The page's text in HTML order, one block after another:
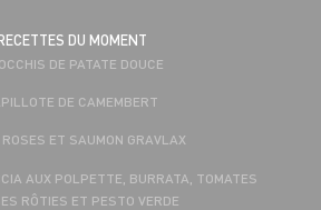
DU MOMENT
DE PATATE DOUCE
DE CAMEMBERT
ET SAUMON GRAVLAX
AUX POLPETTE, BURRATA, TOMATES
RÔTIES ET PESTO VERDE